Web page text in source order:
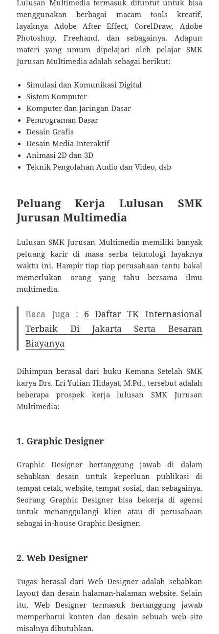
Lulusan Multimedia termasuk dituntut untuk bisa
menggunakan berbagai macam tools kreatif,
layaknya Adobe After Effect, CorelDraw, Adobe
Photoshop, Freehand, dan sebagainya. Adapun
materi yang umum dipelajari oleh pelajar SMK
Jurusan Multimedia adalah sebagai berikut:
Simulasi dan Komunikasi Digital
Sistem Komputer
Komputer dan Jaringan Dasar
Pemrograman Dasar
Desain Grafis
Desain Media Interaktif
Animasi 2D dan 3D
Teknik Pengolahan Audio dan Video, dsb
Peluang Kerja Lulusan SMK
Jurusan Multimedia
Lulusan SMK Jurusan Multimedia memiliki banyak
peluang karir di masa serba teknologi layaknya
waktu ini. Hampir tiap tiap perusahaan tentu bakal
memerlukan orang yang tahu bersama ilmu
multimedia.
Baca Juga : 6 Daftar TK Internasional
Terbaik Di Jakarta Serta Besaran
Biayanya
Dihimpun berasal dari buku Kemana Setelah SMK
karya Drs. Eri Yulian Hidayat, M.Pd., tersebut adalah
beberapa prospek kerja lulusan SMK Jurusan
Multimedia:
1. Graphic Designer
Graphic Designer bertanggung jawab di dalam
sebabkan desain untuk keperluan publikasi di
tempat cetak, website, tempat sosial, dan sebagainya.
Seorang Graphic Designer bisa bekerja di agensi
untuk menanggulangi klien atau di perusahaan
sebagai in-house Graphic Designer.
2. Web Designer
Tugas berasal dari Web Designer adalah sebabkan
layout dan desain halaman-halaman website. Selain
itu, Web Designer termasuk bertanggung jawab
memperbarui konten dan desain sebuah web site
misalnya dibutuhkan.